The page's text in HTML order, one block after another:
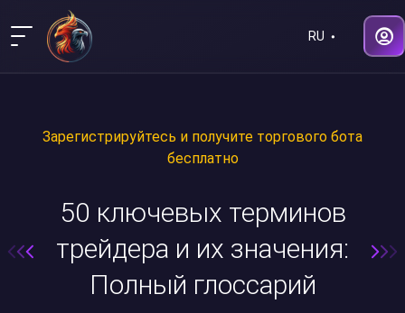
RU
Зарегистрируйтесь и получите торгового бота
бесплатно
50 ключевых терминов
трейдера и их значения:
Полный глоссарий